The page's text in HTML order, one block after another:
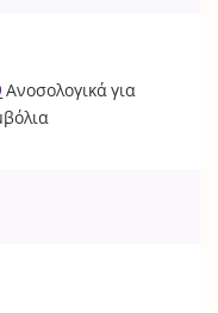
Ανοσολογικά για